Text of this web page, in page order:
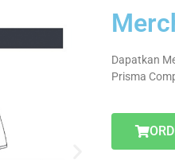
Dapatkan
Prisma